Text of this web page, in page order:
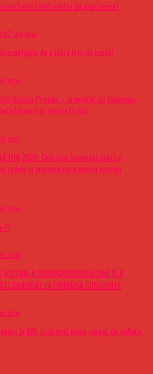
Logic Light pentru un apartament
7 ani ago
de a lucra intr-un coafor
ago
Catalin Predoiu – promotor de fakenews,
cu privire la SIIJ
ago
ION 2020. Cele mai frumoase urări şi
rudele şi prietenii care poartă numele
ago
!?
ago
VICTIMA A CORONAVIRUSULUI DAR SI A
CANDIDAT LA PRIMARIA CONSTANTA
ago
în SRL si ultimul mare șpăgar de suflete,